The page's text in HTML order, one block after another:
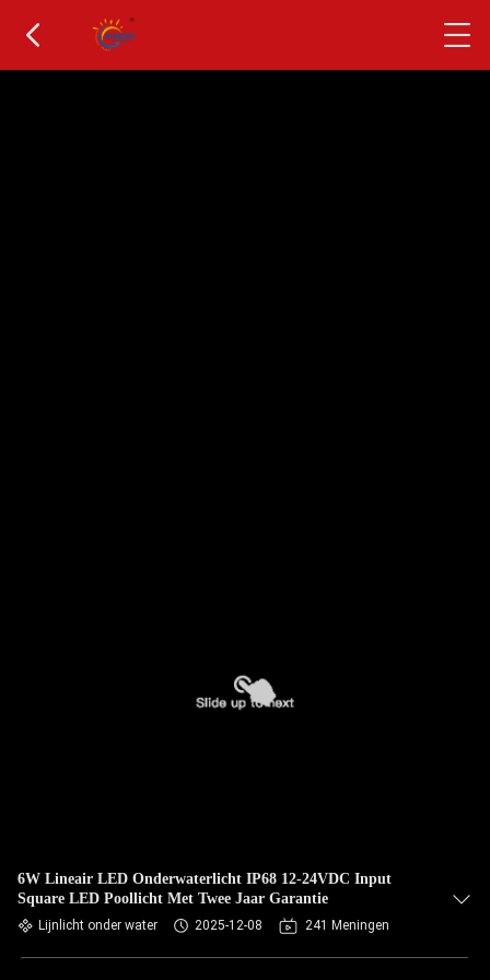
6W Lineair LED Onderwaterlicht IP68 12-24VDC Input
Square LED Poollicht Met Twee Jaar Garantie
Lijnlicht onder water 2025-12-08 241 Meningen